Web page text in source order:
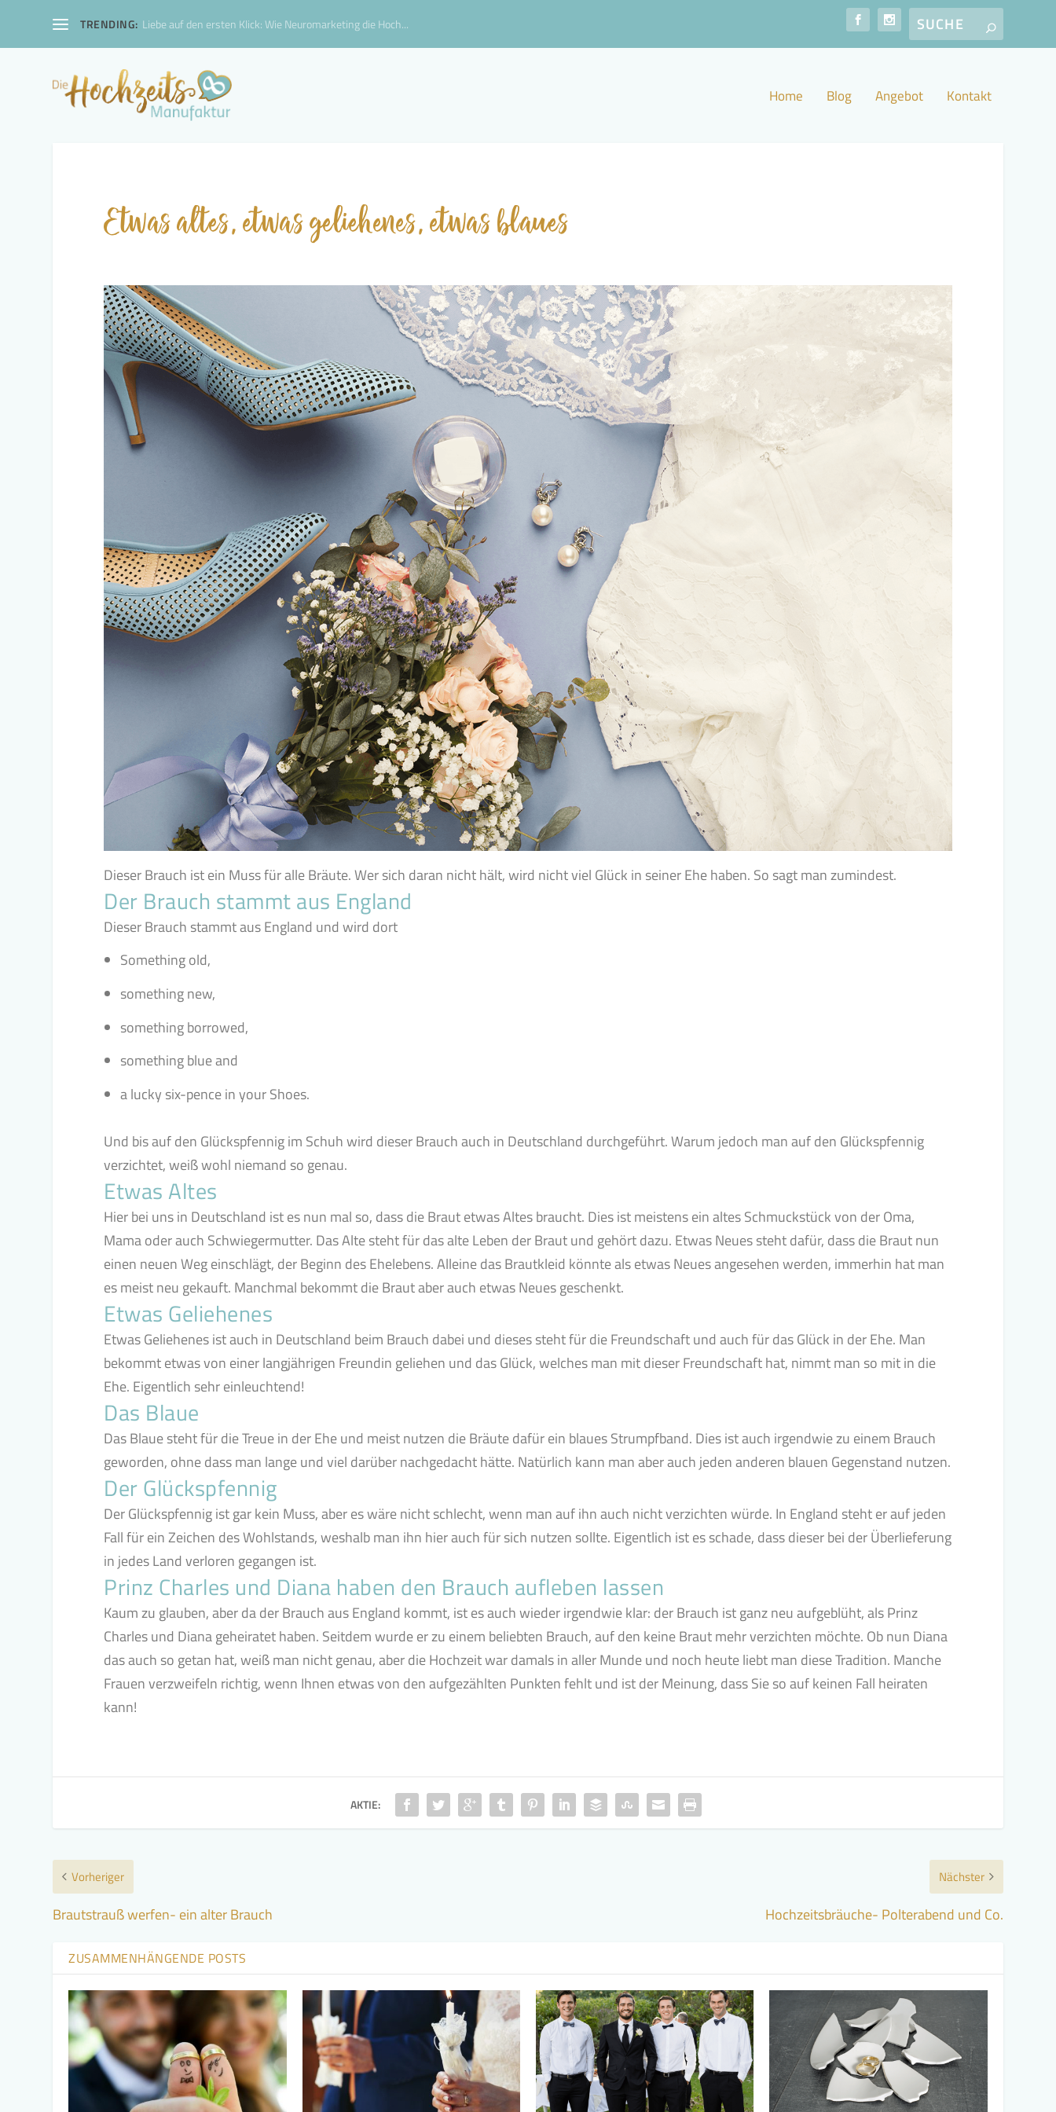
TRENDING: Liebe auf den ersten Klick: Wie Neuromarketing die Hoch...
Home Blog Angebot Kontakt
Etwas altes, etwas geliehenes, etwas blaues
Dieser Brauch ist ein Muss für alle Bräute. Wer sich daran nicht hält, wird nicht viel Glück in seiner Ehe haben. So sagt man zumindest.
Der Brauch stammt aus England
Dieser Brauch stammt aus England und wird dort
Something old,
something new,
something borrowed,
something blue and
a lucky six-pence in your Shoes.
Und bis auf den Glückspfennig im Schuh wird dieser Brauch auch in Deutschland durchgeführt. Warum jedoch man auf den Glückspfennig
verzichtet, weiß wohl niemand so genau.
Etwas Altes
Hier bei uns in Deutschland ist es nun mal so, dass die Braut etwas Altes braucht. Dies ist meistens ein altes Schmuckstück von der Oma,
Mama oder auch Schwiegermutter. Das Alte steht für das alte Leben der Braut und gehört dazu. Etwas Neues steht dafür, dass die Braut nun
einen neuen Weg einschlägt, der Beginn des Ehelebens. Alleine das Brautkleid könnte als etwas Neues angesehen werden, immerhin hat man
es meist neu gekauft. Manchmal bekommt die Braut aber auch etwas Neues geschenkt.
Etwas Geliehenes
Etwas Geliehenes ist auch in Deutschland beim Brauch dabei und dieses steht für die Freundschaft und auch für das Glück in der Ehe. Man
bekommt etwas von einer langjährigen Freundin geliehen und das Glück, welches man mit dieser Freundschaft hat, nimmt man so mit in die
Ehe. Eigentlich sehr einleuchtend!
Das Blaue
Das Blaue steht für die Treue in der Ehe und meist nutzen die Bräute dafür ein blaues Strumpfband. Dies ist auch irgendwie zu einem Brauch
geworden, ohne dass man lange und viel darüber nachgedacht hätte. Natürlich kann man aber auch jeden anderen blauen Gegenstand nutzen.
Der Glückspfennig
Der Glückspfennig ist gar kein Muss, aber es wäre nicht schlecht, wenn man auf ihn auch nicht verzichten würde. In England steht er auf jeden
Fall für ein Zeichen des Wohlstands, weshalb man ihn hier auch für sich nutzen sollte. Eigentlich ist es schade, dass dieser bei der Überlieferung
in jedes Land verloren gegangen ist.
Prinz Charles und Diana haben den Brauch aufleben lassen
Kaum zu glauben, aber da der Brauch aus England kommt, ist es auch wieder irgendwie klar: der Brauch ist ganz neu aufgeblüht, als Prinz
Charles und Diana geheiratet haben. Seitdem wurde er zu einem beliebten Brauch, auf den keine Braut mehr verzichten möchte. Ob nun Diana
das auch so getan hat, weiß man nicht genau, aber die Hochzeit war damals in aller Munde und noch heute liebt man diese Tradition. Manche
Frauen verzweifeln richtig, wenn Ihnen etwas von den aufgezählten Punkten fehlt und ist der Meinung, dass Sie so auf keinen Fall heiraten
kann!
AKTIE:
Vorheriger
Brautstrauß werfen- ein alter Brauch
Nächster
Hochzeitsbräuche- Polterabend und Co.
ZUSAMMENHÄNGENDE POSTS